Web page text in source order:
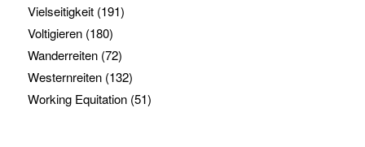
Vielseitigkeit(191)
Voltigieren(180)
Wanderreiten(72)
Westernreiten(132)
Working Equitation(51)